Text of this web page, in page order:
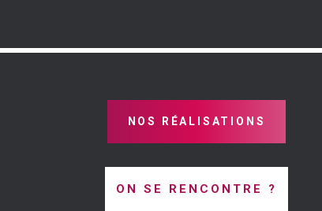
NOS RÉALISATIONS
ON SE RENCONTRE ?